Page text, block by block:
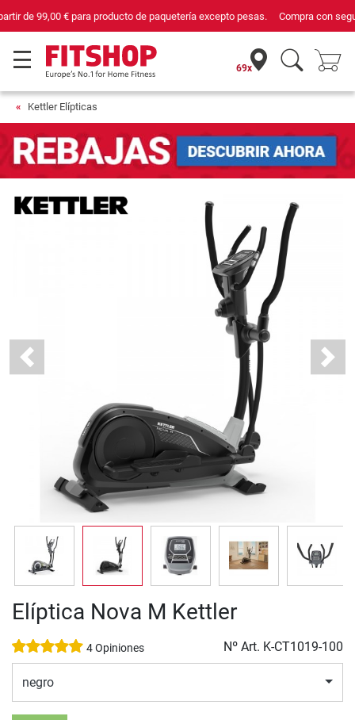
Compra con seguridad en Fitshop, comercio con sello de Confianza Online.
69x
Kettler Elípticas
Previous Next
Elíptica Nova M Kettler
4 Opiniones Nº Art. K-CT1019-100
negro